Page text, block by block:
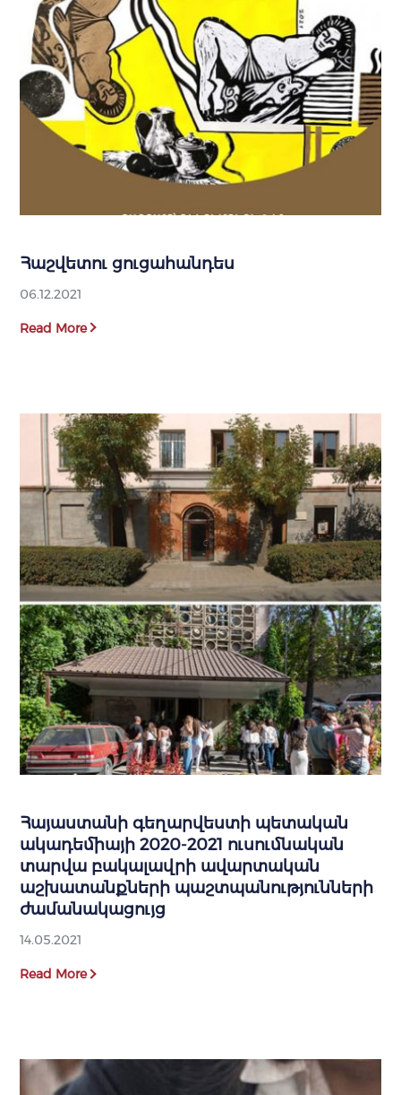
Հաշվետու ցուցահանդես
06.12.2021
Read More
Հայաստանի գեղարվեստի պետական
ակադեմիայի 2020-2021 ուսումնական
տարվա բակալավրի ավարտական
աշխատանքների պաշտպանությունների
ժամանակացույց
14.05.2021
Read More